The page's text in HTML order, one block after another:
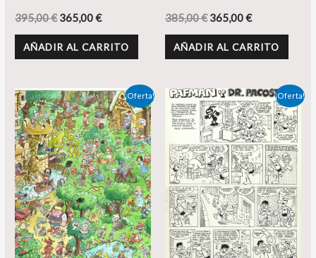
395,00€ 365,00€
AÑADIR AL CARRITO
385,00€ 365,00€
AÑADIR AL CARRITO
¡Oferta!
El
precio
original
era:
425,00 €.
El
precio
actual
es:
390,00 €.
¡Oferta!
El
precio
original
era:
625,00 €.
El
precio
actual
es:
575,00 €.